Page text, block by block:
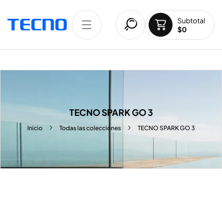
Subtotal
$0
TECNO SPARK GO 3
Inicio Todas las colecciones TECNO SPARK GO 3